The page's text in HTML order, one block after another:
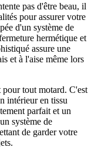
pas d'être beau, il
pour assurer votre
d'un système de
hermétique et
assure une
et à l'aise même lors
tout motard. C'est
intérieur en tissu
parfait et un
système de
de garder votre